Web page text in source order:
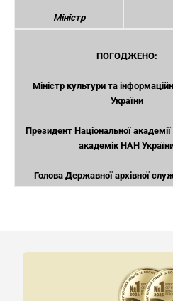
Міністр
ПОГОДЖЕНО:
Міністр культури та
України
Президент Національної академії
академік НАН
Голова Державної архівної